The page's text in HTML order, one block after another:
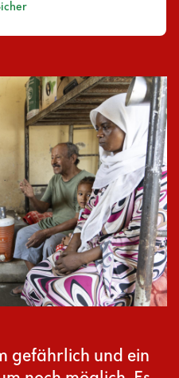
gefährlich und ein